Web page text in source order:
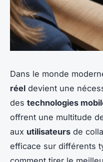
Dans le monde
réel devient une
des technologies
offrent une multitude
aux utilisateurs de
efficace sur différents